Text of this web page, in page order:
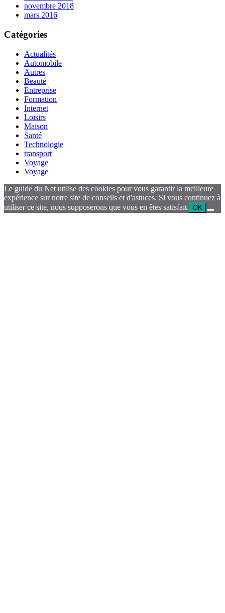
novembre 2018
mars 2016
Catégories
Actualités
Automobile
Autres
Beauté
Entreprise
Formation
Internet
Loisirs
Maison
Santé
Technologie
transport
Voyage
Voyage
Le guide du Net utilise des cookies pour vous garantir la meilleure
expérience sur notre site de conseils et d'astuces. Si vous continuez à
utiliser ce site, nous supposerons que vous en êtes satisfait. OK